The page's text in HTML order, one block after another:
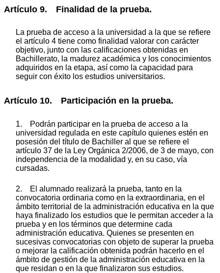
Artículo 9. Finalidad de la prueba.
La prueba de acceso a la universidad a la que se refiere
el artículo 4 tiene como finalidad valorar con carácter
objetivo, junto con las calificaciones obtenidas en
Bachillerato, la madurez académica y los conocimientos
adquiridos en la etapa, así como la capacidad para
seguir con éxito los estudios universitarios.
Artículo 10. Participación en la prueba.
1. Podrán participar en la prueba de acceso a la
universidad regulada en este capítulo quienes estén en
posesión del título de Bachiller al que se refiere el
artículo 37 de la Ley Orgánica 2/2006, de 3 de mayo, con
independencia de la modalidad y, en su caso, vía
cursadas.
2. El alumnado realizará la prueba, tanto en la
convocatoria ordinaria como en la extraordinaria, en el
ámbito territorial de la administración educativa en la que
haya finalizado los estudios que le permitan acceder a la
prueba y en los términos que determine cada
administración educativa. Quienes se presenten en
sucesivas convocatorias con objeto de superar la prueba
o mejorar la calificación obtenida podrán hacerlo en el
ámbito de gestión de la administración educativa en la
que residan o en la que finalizaron sus estudios.